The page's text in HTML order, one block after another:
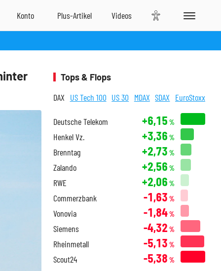
Tops & Flops
DAX US Tech 100 US 30 MDAX SDAX EuroStoxx
Deutsche Telekom +6,15 %
Henkel Vz. +3,36 %
Brenntag +2,73 %
Zalando +2,56 %
RWE +2,06 %
Commerzbank -1,63 %
Vonovia -1,84%
Siemens -4,32 %
Rheinmetall -5,13 %
Scout24 -5,38 %